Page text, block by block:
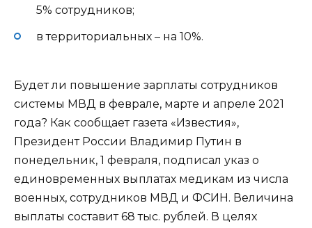
5% сотрудников;
в территориальных – на 10%.
Будет ли повышение зарплаты сотрудников
системы МВД в феврале, марте и апреле 2021
года? Как сообщает газета «Известия»,
Президент России Владимир Путин в
понедельник, 1 февраля, подписал указ о
единовременных выплатах медикам из числа
военных, сотрудников МВД и ФСИН. Величина
выплаты составит 68 тыс. рублей. В целях